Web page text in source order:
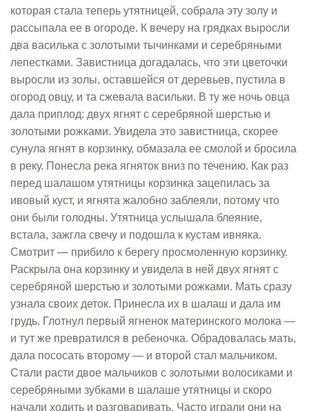
которая стала теперь утятницей, собрала эту золу и
рассыпала ее в огороде. К вечеру на грядках выросли
два василька с золотыми тычинками и серебряными
лепестками. Завистница догадалась, что эти цветочки
выросли из золы, оставшейся от деревьев, пустила в
огород овцу, и та сжевала васильки. В ту же ночь овца
дала приплод: двух ягнят с серебряной шерстью и
золотыми рожками. Увидела это завистница, скорее
сунула ягнят в корзинку, обмазала ее смолой и бросила
в реку. Понесла река ягняток вниз по течению. Как раз
перед шалашом утятницы корзинка зацепилась за
ивовый куст, и ягнята жалобно заблеяли, потому что
они были голодны. Утятница услышала блеяние,
встала, зажгла свечу и подошла к кустам ивняка.
Смотрит — прибило к берегу просмоленную корзинку.
Раскрыла она корзинку и увидела в ней двух ягнят с
серебряной шерстью и золотыми рожками. Мать сразу
узнала своих деток. Принесла их в шалаш и дала им
грудь. Глотнул первый ягненок материнского молока —
и тут же превратился в ребеночка. Обрадовалась мать,
дала пососать второму — и второй стал мальчиком.
Стали расти двое мальчиков с золотыми волосиками и
серебряными зубками в шалаше утятницы и скоро
начали ходить и разговаривать. Часто играли они на